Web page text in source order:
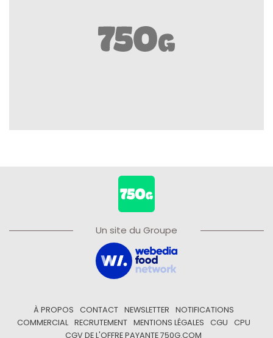
Un site du Groupe
À PROPOS CONTACT NEWSLETTER
NOTIFICATIONS
COMMERCIAL
RECRUTEMENT MENTIONS LÉGALES CGU
CPU
CGV DE L'OFFRE PAYANTE 750G.COM